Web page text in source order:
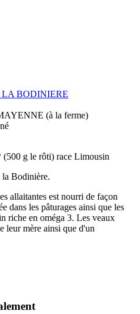
BODINIERE
(à la ferme)
la Bodinière.
allaitantes est nourri de façon
dans les pâturages ainsi que les
riche en oméga 3. Les veaux
leur mère ainsi que d'un